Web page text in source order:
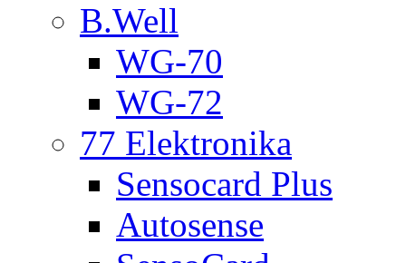
B.Well
WG-70
WG-72
77 Elektronika
Sensocard Plus
Autosense